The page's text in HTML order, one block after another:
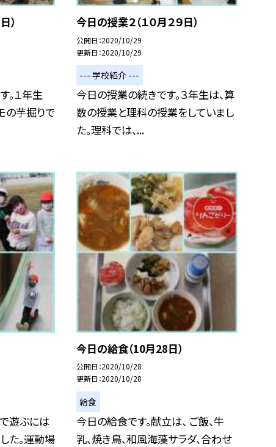
）
。１年生
の芋掘りで
今日の授業２（１０月２９日）
公開日 2020/10/29
更新日 2020/10/29
--- 学校紹介 ---
今日の授業の続きです。３年生は、算
数の授業と理科の授業をしていまし
た。理科では、...
遊ぶには
た。運動場
今日の給食（10月28日）
公開日 2020/10/28
更新日 2020/10/28
給食
今日の給食です。献立は、 ご飯、牛
乳、焼き鳥、和風海藻サラダ、合わせ